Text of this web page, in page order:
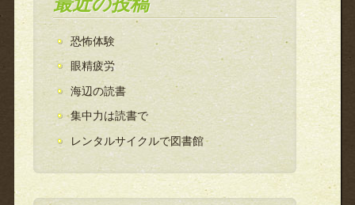
恐怖体験
眼精疲労
海辺の読書
集中力は読書で
レンタルサイクルで図書館